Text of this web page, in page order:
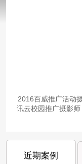
2016百威推广活动
讯云校园推广摄影
近期案例